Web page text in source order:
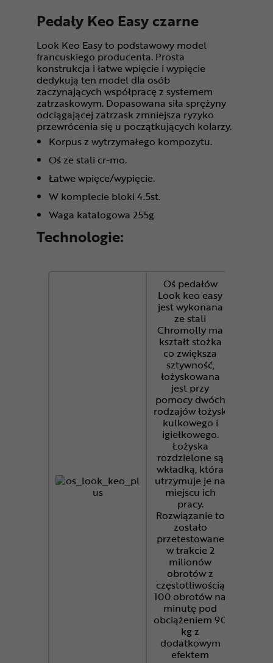
Pedały Keo Easy czarne
Look Keo Easy to podstawowy model
francuskiego producenta. Prosta
konstrukcja i łatwe wpięcie i wypięcie
dedykują ten model dla osób
zaczynających współpracę z systemem
zatrzaskowym. Dopasowana siła sprężyny
odciągającej zatrzask zmniejsza ryzyko
przewrócenia się u początkujących kolarzy.
Korpus z wytrzymałego kompozytu.
Oś ze stali cr-mo.
Łatwe wpięce/wypięcie.
W komplecie bloki 4.5st.
Waga katalogowa 255g
Technologie:
Oś pedałów
Look keo easy
jest wykonana
ze stali
Chromolly ma
kształt stożka
co zwiększa
sztywność,
łożyskowana
jest przy
pomocy dwóch
rodzajów łożysk
kulkowego i
igiełkowego.
Łożyska
rozdzielone są
wkładką, która
utrzymuje je na
miejscu ich
pracy.
Rozwiązanie to
zostało
przetestowane
w trakcie 2
milionów
obrotów z
częstotliwością
100 obrotów na
minutę pod
obciążeniem 90
kg z
dodatkowym
efektem